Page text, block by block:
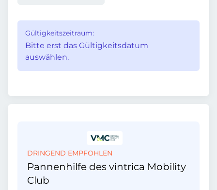
Gültigkeitszeitraum:
Bitte erst das Gültigkeitsdatum
auswählen.
DRINGEND EMPFOHLEN
Pannenhilfe des vintrica Mobility
Club